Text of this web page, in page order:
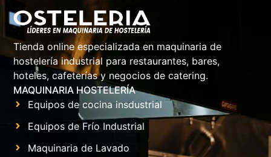
Tienda online especializada en maquinaria de
hostelería industrial para restaurantes, bares,
hoteles, cafeterías y negocios de catering.
MAQUINARIA HOSTELERÍA
Equipos de cocina insdustrial
Equipos de Frío Industrial
Maquinaria de Lavado